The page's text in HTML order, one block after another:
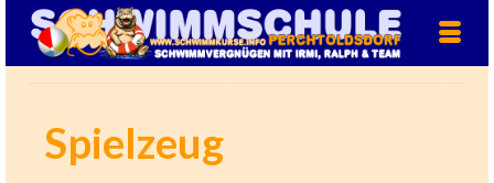
Spielzeug